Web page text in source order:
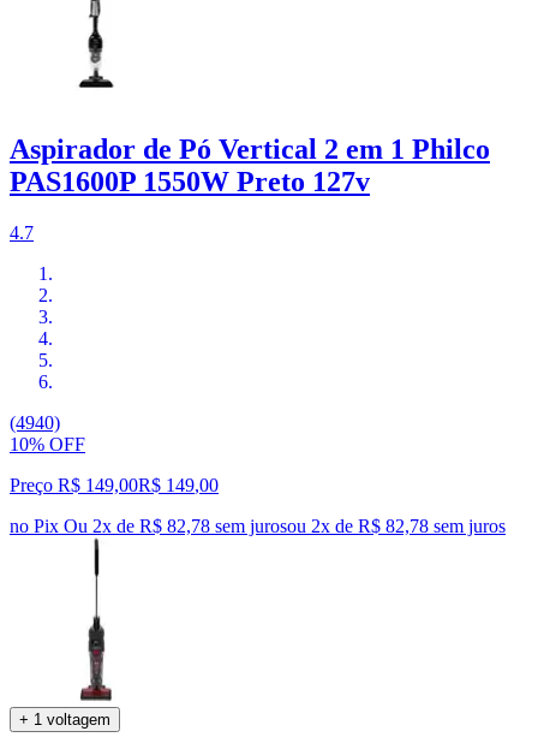
Aspirador de Pó Vertical 2 em 1 Philco
PAS1600P 1550W Preto 127v
4.7
(4940)
10% OFF
Preço R$ 149,00R$ 149,00
no Pix Ou 2x de R$ 82,78 sem jurosou 2x de R$ 82,78 sem juros
+ 1 voltagem